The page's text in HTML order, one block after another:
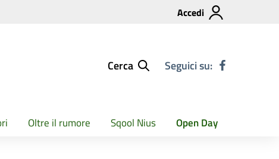
Accedi
Cerca Seguici su:
Oltre il rumore Sqool Nius Open Day